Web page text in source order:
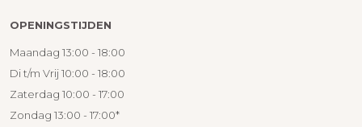
OPENINGSTIJDEN
Maandag 13:00 - 18:00
Di t/m Vrij 10:00 - 18:00
Zaterdag 10:00 - 17:00
Zondag 13:00 - 17:00*